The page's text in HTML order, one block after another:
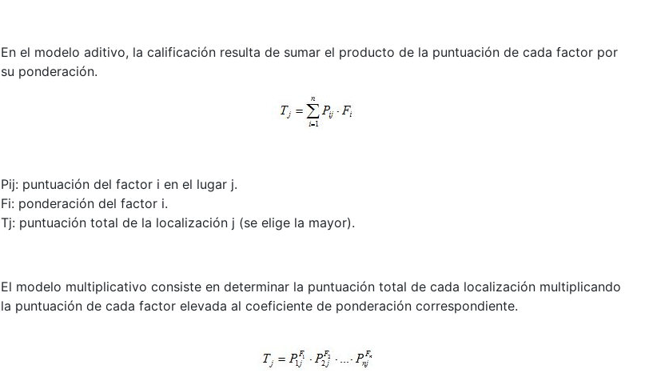
En el modelo aditivo, la calificación resulta de sumar el producto de la puntuación de cada factor por
su ponderación.
Pij: puntuación del factor i en el lugar j.
Fi: ponderación del factor i.
Tj: puntuación total de la localización j (se elige la mayor).
El modelo multiplicativo consiste en determinar la puntuación total de cada localización multiplicando
la puntuación de cada factor elevada al coeficiente de ponderación correspondiente.